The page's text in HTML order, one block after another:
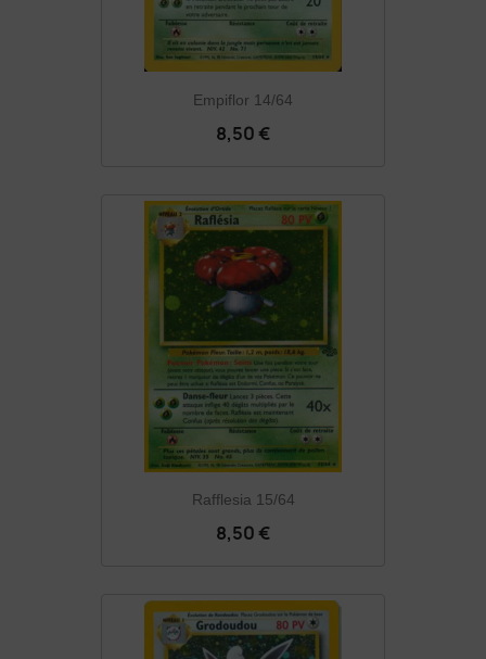
Empiflor 14/64
8,50 €
Rafflesia 15/64
8,50 €